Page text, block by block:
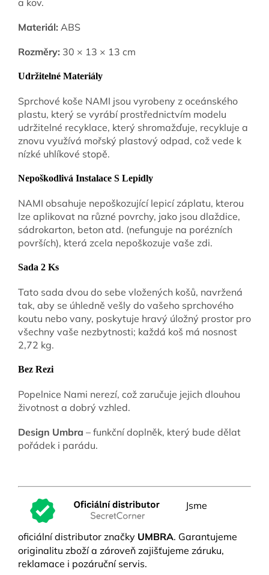
a kov.
Materiál: ABS
Rozměry: 30 × 13 × 13 cm
Udržitelné Materiály
Sprchové koše NAMI jsou vyrobeny z oceánského
plastu, který se vyrábí prostřednictvím modelu
udržitelné recyklace, který shromažďuje, recykluje a
znovu využívá mořský plastový odpad, což vede k
nízké uhlíkové stopě.
Nepoškodlivá Instalace S Lepidly
NAMI obsahuje nepoškozující lepicí záplatu, kterou
lze aplikovat na různé povrchy, jako jsou dlaždice,
sádrokarton, beton atd. (nefunguje na porézních
površích), která zcela nepoškozuje vaše zdi.
Sada 2 Ks
Tato sada dvou do sebe vložených košů, navržená
tak, aby se úhledně vešly do vašeho sprchového
koutu nebo vany, poskytuje hravý úložný prostor pro
všechny vaše nezbytnosti; každá koš má nosnost
2,72 kg.
Bez Rezi
Popelnice Nami nerezí, což zaručuje jejich dlouhou
životnost a dobrý vzhled.
Design Umbra – funkční doplněk, který bude dělat
pořádek i parádu.
Jsme
oficiální distributor značky UMBRA. Garantujeme
originalitu zboží a zároveň zajišťujeme záruku,
reklamace i pozáruční servis.